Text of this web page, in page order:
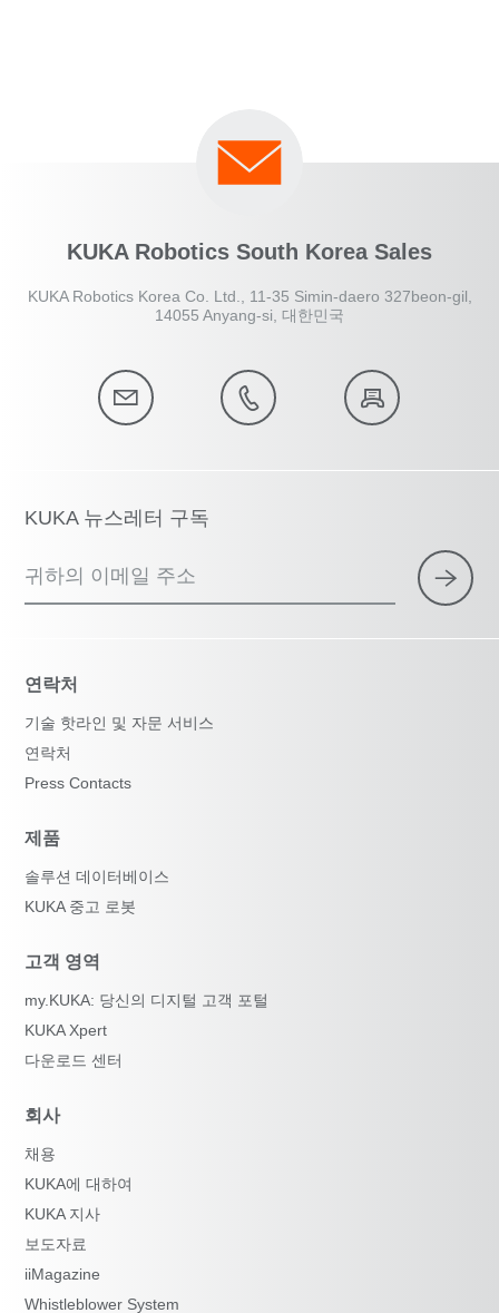
KUKA Robotics South Korea Sales
KUKA Robotics Korea Co. Ltd., 11-35 Simin-daero 327beon-gil,
14055 Anyang-si, 대한민국
KUKA 뉴스레터 구독
귀하의 이메일 주소
연락처
기술 핫라인 및 자문 서비스
연락처
Press Contacts
제품
솔루션 데이터베이스
KUKA 중고 로봇
고객 영역
my.KUKA: 당신의 디지털 고객 포털
KUKA Xpert
다운로드 센터
회사
채용
KUKA에 대하여
KUKA 지사
보도자료
iiMagazine
Whistleblower System